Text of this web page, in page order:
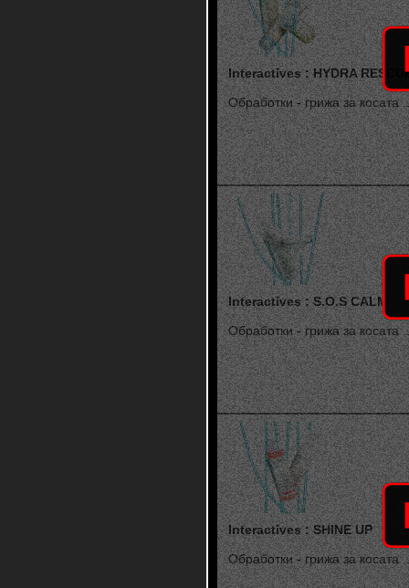
Interactives : HYDRA
Обработки - грижа за косата
Interactives : S.O.S CALM
Обработки - грижа за косата
Interactives : SHINE UP
Обработки - грижа за косата